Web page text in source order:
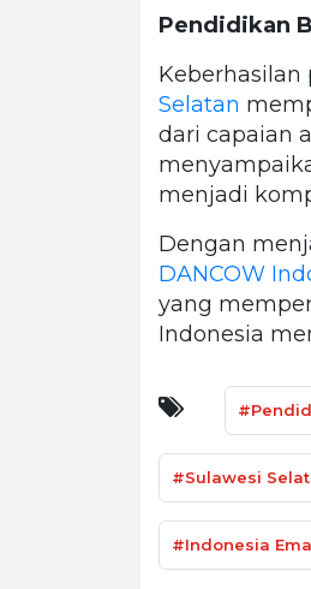
Pendidikan
Keberhasilan
Selatan
dari capaian
menjadi
Dengan
DANCOW
yang
Indonesia
#Sulawesi
#Indonesia